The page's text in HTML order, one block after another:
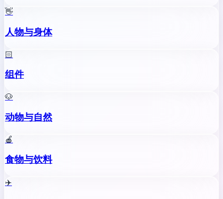
👋
人物与身体
🏻
组件
🐶
动物与自然
🍎
食物与饮料
✈️